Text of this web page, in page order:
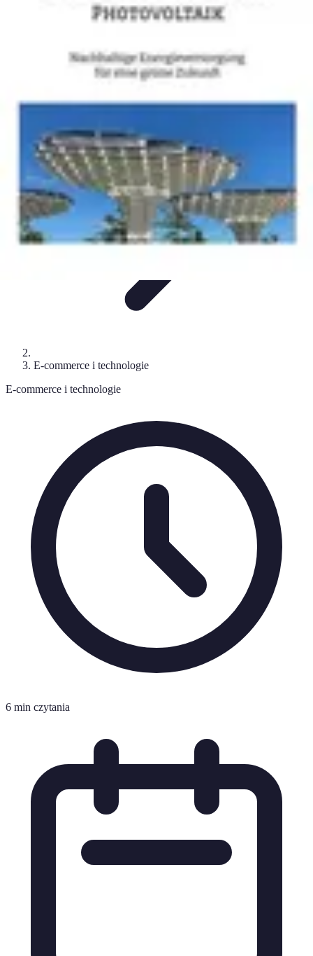
Porady ZakupowePorady zakupowePromocje
Zakupy Na Topie
E-commerce i technologie
E-commerce i technologie
6 min czytania